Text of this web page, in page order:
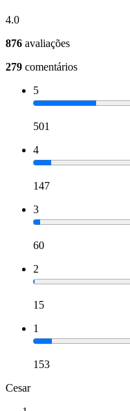
4.0
876 avaliações
279 comentários
5
501
4
147
3
60
2
15
1
153
Cesar